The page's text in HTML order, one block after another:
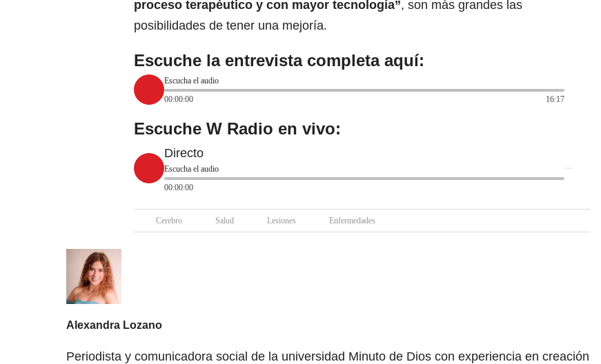
proceso terapéutico y con mayor tecnología”, son más grandes las
posibilidades de tener una mejoría.
Escuche la entrevista completa aquí:
Escucha el audio
00:00:00
16:17
Escuche W Radio en vivo:
Directo
Escucha el audio
00:00:00
Cerebro Salud Lesiones Enfermedades
Alexandra Lozano
Periodista y comunicadora social de la universidad Minuto de Dios con experiencia en creación